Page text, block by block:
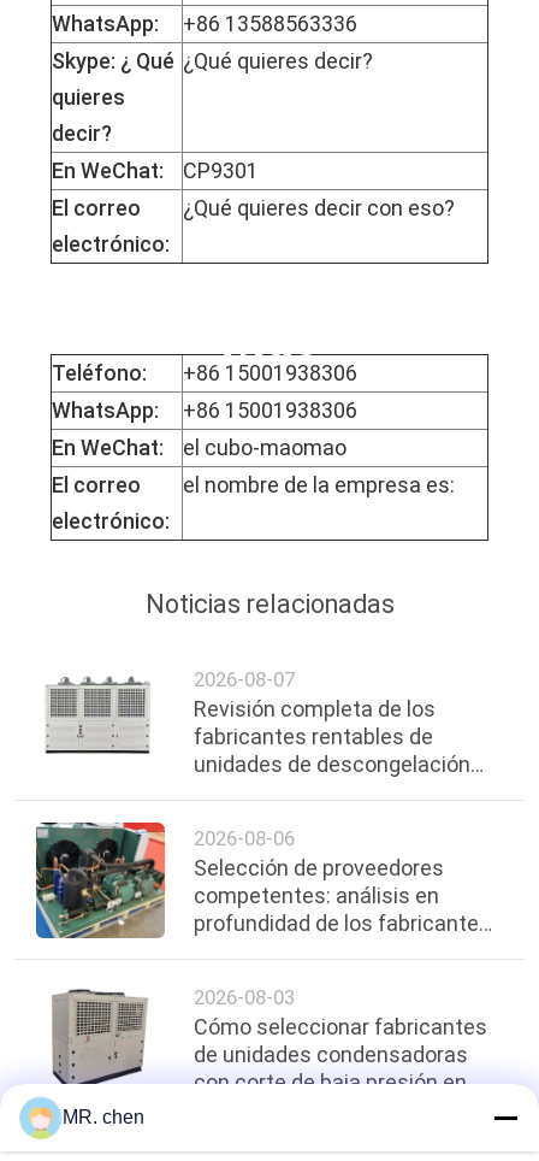
WhatsApp:
+86 13588563336
Skype: ¿ Qué
quieres
decir?
¿Qué quieres decir?
En WeChat:
CP9301
El correo
electrónico:
¿Qué quieres decir con eso?
Teléfono:
+86 15001938306
WhatsApp:
+86 15001938306
En WeChat:
el cubo-maomao
El correo
electrónico:
el nombre de la empresa es:
Noticias relacionadas
2026-08-07
Revisión completa de los
fabricantes rentables de
unidades de descongelación
2026-08-06
Selección de proveedores
competentes: análisis en
profundidad de los fabricantes
2026-08-03
Cómo seleccionar fabricantes
de unidades condensadoras
con corte de baja presión en
MR. chen